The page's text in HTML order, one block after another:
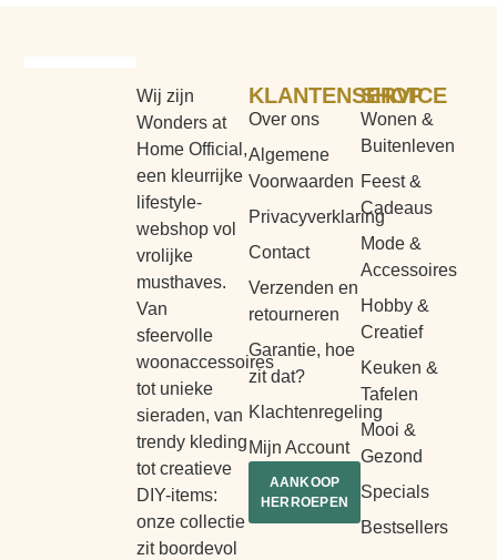
Wij zijn
Wonders at
Home Official,
een kleurrijke
lifestyle-
webshop vol
vrolijke
musthaves.
Van
sfeervolle
woonaccessoires
tot unieke
sieraden, van
trendy kleding
tot creatieve
DIY-items:
onze collectie
zit boordevol
SHOP
Wonen &
Buitenleven
Feest &
Cadeaus
Mode &
Accessoires
Hobby &
Creatief
Keuken &
Tafelen
Mooi &
Gezond
Specials
Bestsellers
KLANTENSERVICE
Over ons
Algemene
Voorwaarden
Privacyverklaring
Contact
Verzenden en
retourneren
Garantie, hoe
zit dat?
Klachtenregeling
Mijn Account
AANKOOP
HERROEPEN